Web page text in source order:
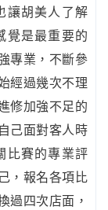
讓胡美人了解
覺是最重要的
專業，不斷參
經過幾次不理
修加強不足的
己面對客人時
比賽的專業評
，報名各項比
過四次店面，